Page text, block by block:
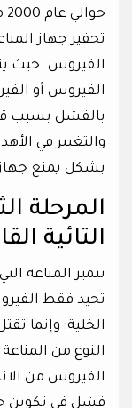
تحفيز جهاز
الفيروس. حيث
الفيروس أو
بالفشل بسبب
والتغيير في
بشكل يمنع جهاز
المرحلة
التائية
تتميز المناعة
تحيد فقط
الخلية؛ وإنما
النوع من
الفيروس من
فشل في تكوين